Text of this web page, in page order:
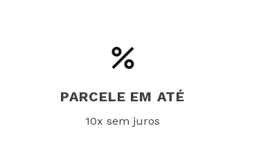
PARCELE EM ATÉ
10x sem juros